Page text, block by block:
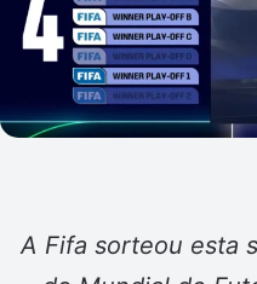
A Fifa sorteou esta